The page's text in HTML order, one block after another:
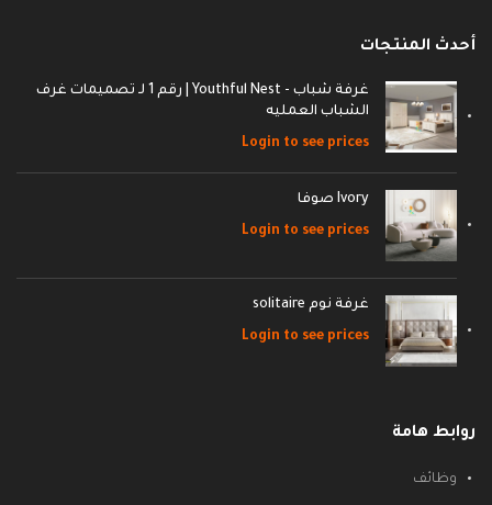
أحدث المنتجات
غرفة شباب - Youthful Nest | رقم 1 لـ تصميمات غرف
الشباب العمليه
Login to see prices
Ivory صوفا
Login to see prices
غرفة نوم solitaire
Login to see prices
روابط هامة
وظائف